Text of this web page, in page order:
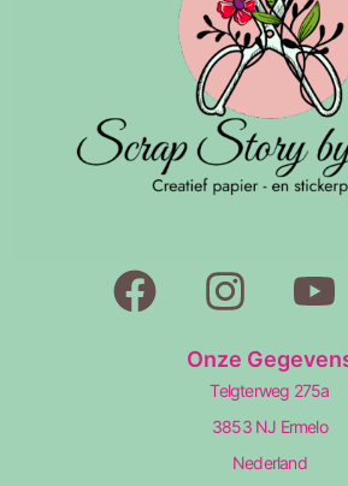
Onze
Telgterweg 275a
3853 NJ Ermelo
Nederland